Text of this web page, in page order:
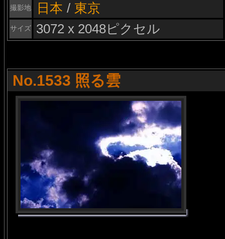
撮影地 日本 / 東京
サイズ 3072 x 2048ピクセル
No.1533 照る雲